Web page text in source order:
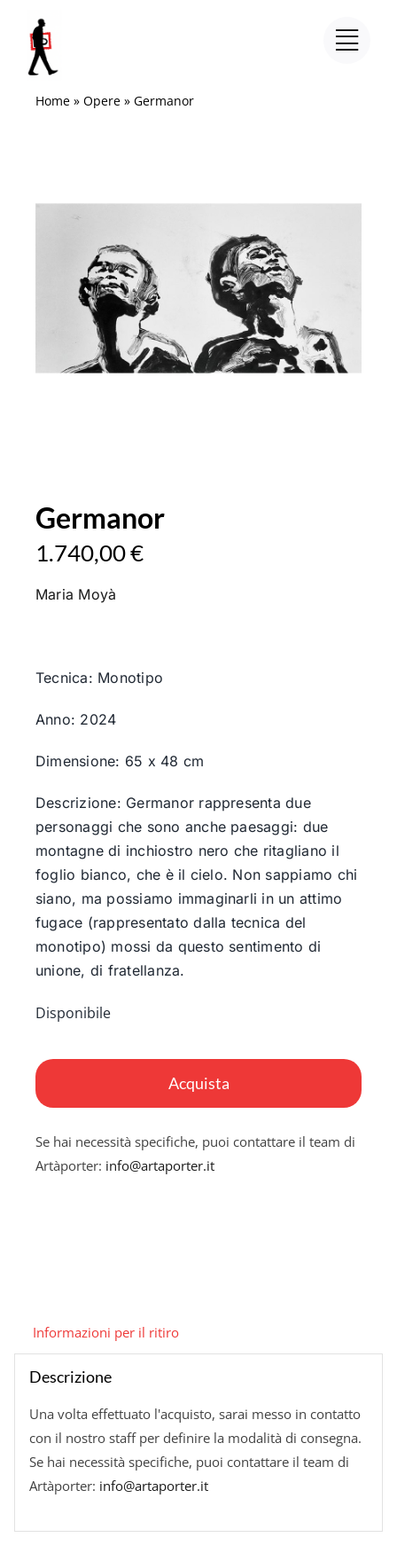
contenuto
Home» Opere» Germanor
Germanor
1.740,00€
Maria Moyà
Tecnica: Monotipo
Anno: 2024
Dimensione: 65 x 48 cm
Descrizione: Germanor rappresenta due
personaggi che sono anche paesaggi: due
montagne di inchiostro nero che ritagliano il
foglio bianco, che è il cielo. Non sappiamo chi
siano, ma possiamo immaginarli in un attimo
fugace (rappresentato dalla tecnica del
monotipo) mossi da questo sentimento di
unione, di fratellanza.
Disponibile
Acquista
Se hai necessità specifiche, puoi contattare il team di
Artàporter: info@artaporter.it
Informazioni per il ritiro
Descrizione
Una volta effettuato l'acquisto, sarai messo in contatto
con il nostro staff per definire la modalità di consegna.
Se hai necessità specifiche, puoi contattare il team di
Artàporter: info@artaporter.it